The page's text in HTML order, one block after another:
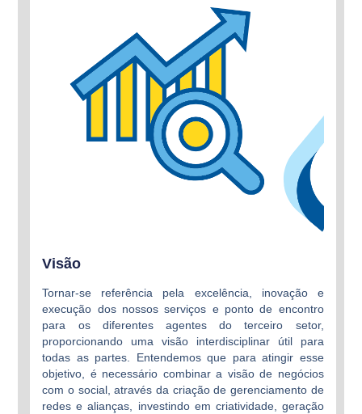
Visão
Tornar-se referência pela excelência, inovação e
execução dos nossos serviços e ponto de encontro
para os diferentes agentes do terceiro setor,
proporcionando uma visão interdisciplinar útil para
todas as partes. Entendemos que para atingir esse
objetivo, é necessário combinar a visão de negócios
com o social, através da criação de gerenciamento de
redes e alianças, investindo em criatividade, geração